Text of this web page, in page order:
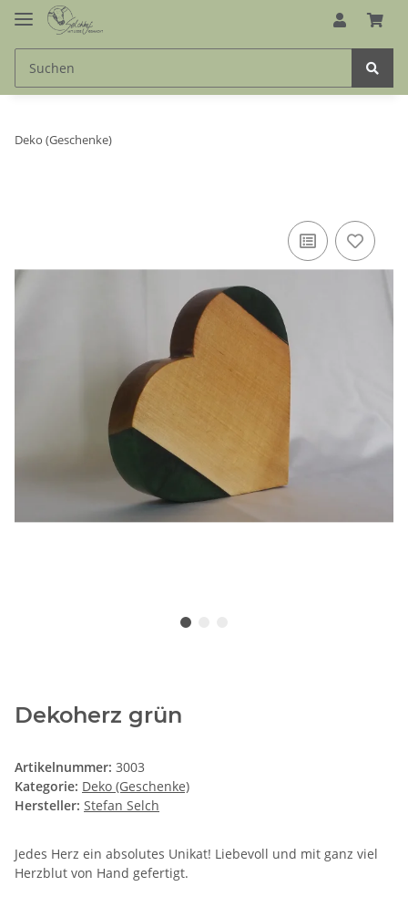
Deko (Geschenke)
Dekoherz grün
Artikelnummer: 3003
Kategorie: Deko (Geschenke)
Hersteller: Stefan Selch
Jedes Herz ein absolutes Unikat! Liebevoll und mit ganz viel
Herzblut von Hand gefertigt.